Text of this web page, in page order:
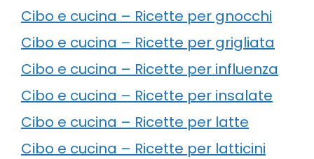
Cibo e cucina – Ricette per gnocchi
Cibo e cucina – Ricette per grigliata
Cibo e cucina – Ricette per influenza
Cibo e cucina – Ricette per insalate
Cibo e cucina – Ricette per latte
Cibo e cucina – Ricette per latticini